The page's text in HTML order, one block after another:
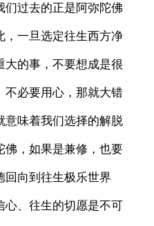
们过去的正是阿弥陀佛
，一旦选定往生西方净
大的事，不要想成是很
不必要用心，那就大错
意味着我们选择的解脱
佛，如果是兼修，也要
回向到往生极乐世界
心、往生的切愿是不可